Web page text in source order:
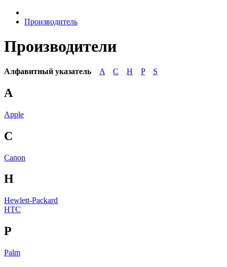
Производитель
Производители
Алфавитный указатель A C H P S
A
Apple
C
Canon
H
Hewlett-Packard
HTC
P
Palm